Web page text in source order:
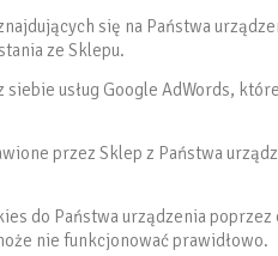
się na Państwa
ze Sklepu.
usług Google AdWords,
przez Sklep z Państwa
do Państwa urządzenia
nie funkcjonować prawidłowo.